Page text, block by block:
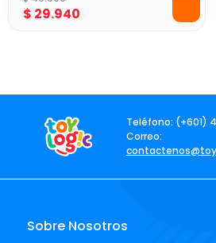
$ 29.940
Teléfono: (+601)
Correo:
Sobre Nosotros